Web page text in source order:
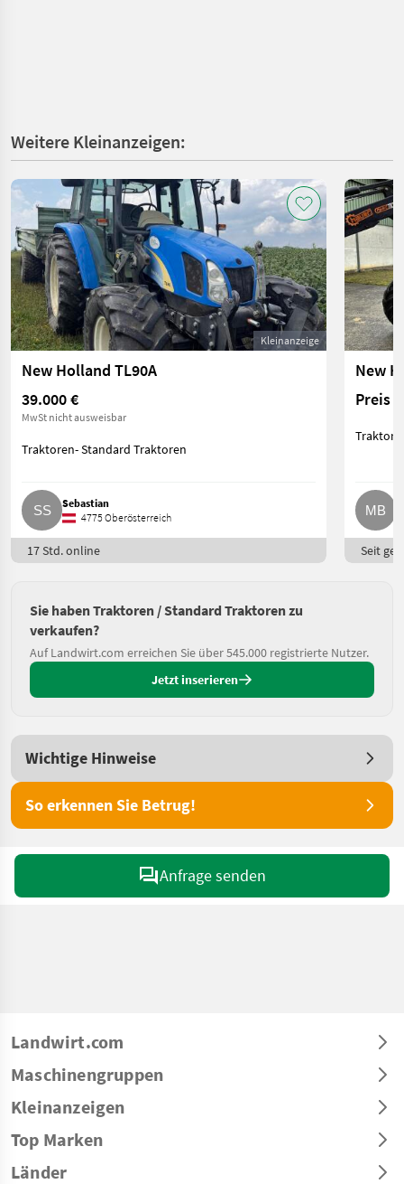
Weitere Kleinanzeigen:
Kleinanzeige
New Holland TL90A
39.000 €
MwSt nicht ausweisbar
Traktoren- Standard Traktoren
Sebastian
4775 Oberösterreich
17 Std. online
New
Preis
Seit
Sie haben Traktoren / Standard Traktoren zu
verkaufen?
Auf Landwirt.com erreichen Sie über 545.000 registrierte Nutzer.
Jetzt inserieren
Wichtige Hinweise
So erkennen Sie Betrug!
Anfrage senden
Landwirt.com
Maschinengruppen
Kleinanzeigen
Top Marken
Länder